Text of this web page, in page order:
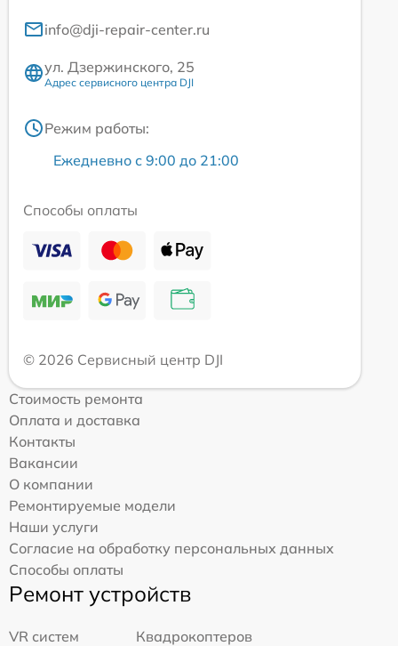
info@dji-repair-center.ru
ул. Дзержинского, 25
Адрес сервисного центра DJI
Режим работы:
Ежедневно с 9:00 до 21:00
Способы оплаты
© 2026 Сервисный центр DJI
Стоимость ремонта
Оплата и доставка
Контакты
Вакансии
О компании
Ремонтируемые модели
Наши услуги
Согласие на обработку персональных данных
Способы оплаты
Ремонт устройств
VR систем
Квадрокоптеров